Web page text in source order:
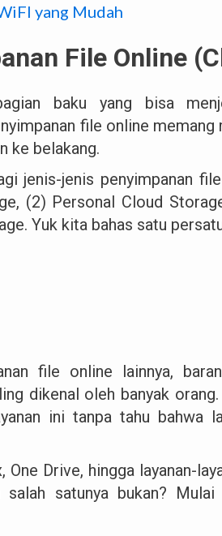
yang Mudah
File Online
baku yang bisa
file online memang
ke belakang.
jenis-jenis penyimpanan
(2) Personal Cloud
Yuk kita bahas satu
file online lainnya,
dikenal oleh banyak orang.
ini tanpa tahu bahwa
Drive, hingga layanan-
salah satunya bukan?